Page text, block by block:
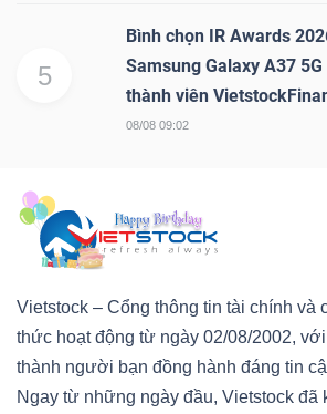
5
Bình chọn IR Awards
Samsung Galaxy A37
thành viên
08/08 09:02
Vietstock – Cổng thông tin tài chính và
thức hoạt động từ ngày 02/08/2002,
thành người bạn đồng hành đáng tin
Ngay từ những ngày đầu, Vietstock đã